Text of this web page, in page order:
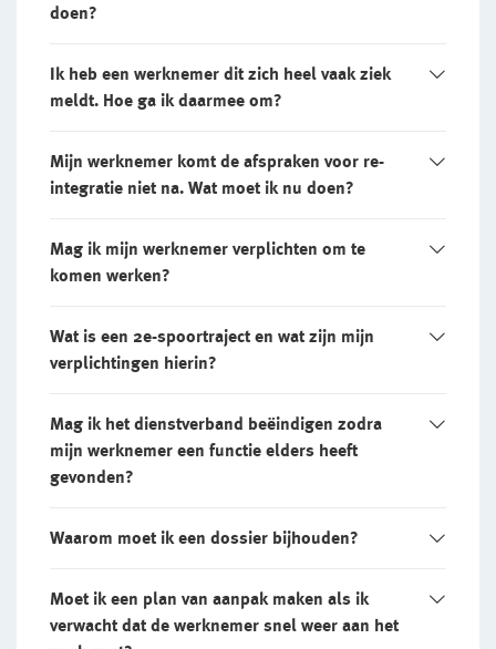
doen?
Ik heb een werknemer dit zich heel vaak ziek
meldt. Hoe ga ik daarmee om?
Mijn werknemer komt de afspraken voor re-
integratie niet na. Wat moet ik nu doen?
Mag ik mijn werknemer verplichten om te
komen werken?
Wat is een 2e-spoortraject en wat zijn mijn
verplichtingen hierin?
Mag ik het dienstverband beëindigen zodra
mijn werknemer een functie elders heeft
gevonden?
Waarom moet ik een dossier bijhouden?
Moet ik een plan van aanpak maken als ik
verwacht dat de werknemer snel weer aan het